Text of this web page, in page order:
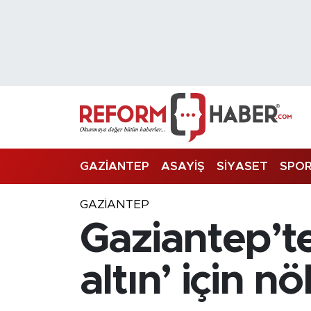
GAZİANTEP ASAYİŞ SİYASET SPOR
GAZIANTEP
altın’ için
Trafik Durumu
Süper Lig Puan Durumu ve Fikstür
Son Dakika Haberleri
Haber Arşivi